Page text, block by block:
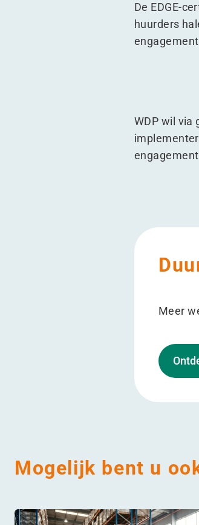
De EDGE-
huurders
WDP wil via
Meer
Mogelijk bent u